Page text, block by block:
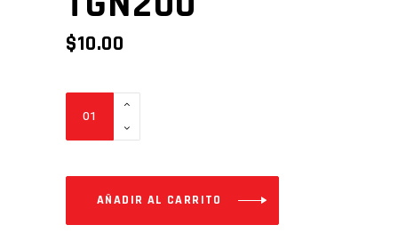
$10.00
MORDAZA
Cantidad
AÑADIR AL CARRITO